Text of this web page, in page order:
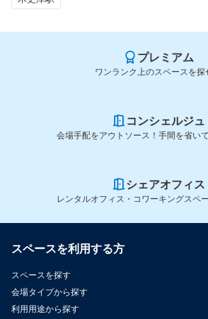
プレミアム
ワンランク上のスペースを探
コンシェルジュ
会場手配をアウトソース！手間を省い
シェアオフィス
レンタルオフィス・コワーキングスペ
スペースを利用する方
スペースを探す
会場タイプから探す
利用用途から探す